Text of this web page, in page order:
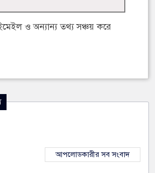
ও অন্যান্য তথ্য সঞ্চয় করে
আপলোডকারীর সব সংবাদ